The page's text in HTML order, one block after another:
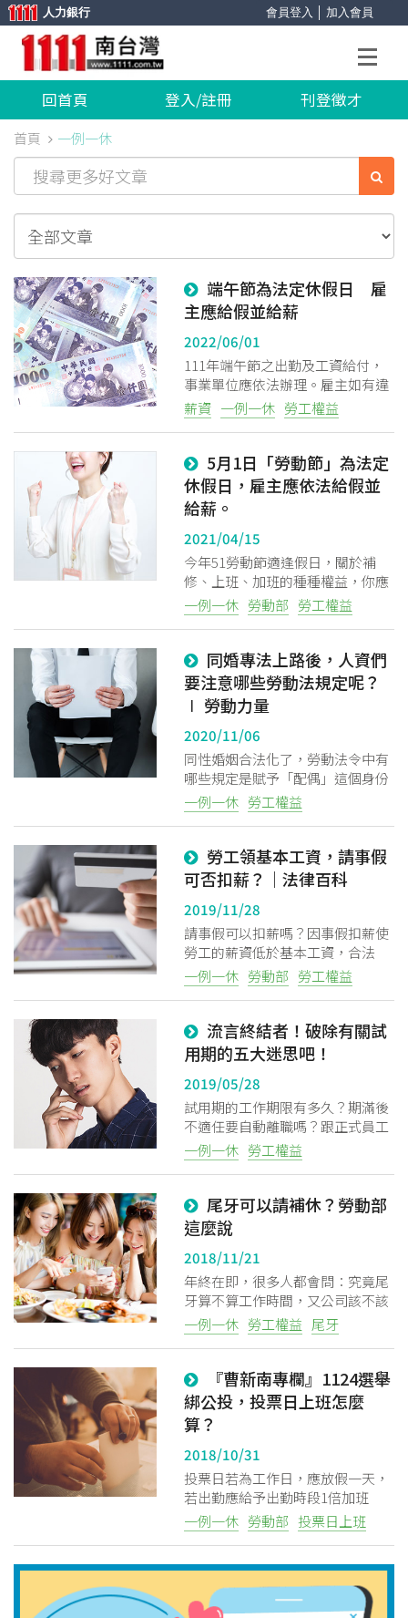
會員登入 加入會員
人力銀行
粉絲團 Line@ IG
回首頁 登入/註冊 刊登徵才
首頁 一例一休
端午節為法定休假日 雇
主應給假並給薪
2022/06/01
111年端午節之出勤及工資給付，
事業單位應依法辦理。雇主如有違
反相關規定，勞工可檢具相關事
證。
薪資 一例一休 勞工權益
5月1日「勞動節」為法定
休假日，雇主應依法給假並
給薪。
2021/04/15
今年51勞動節適逢假日，關於補
修、上班、加班的種種權益，你應
該要知道！
一例一休 勞動部 勞工權益
同婚專法上路後，人資們
要注意哪些勞動法規定呢？
∣ 勞動力量
2020/11/06
同性婚姻合法化了，勞動法令中有
哪些規定是賦予「配偶」這個身份
所應有的權利，也提醒雇主或人資
們，不要因為自身的主觀意見而拒
衍生不必要的爭議外，也有可能有
觸法的疑慮喔！
一例一休 勞工權益
勞工領基本工資，請事假
可否扣薪？｜法律百科
2019/11/28
請事假可以扣薪嗎？因事假扣薪使
勞工的薪資低於基本工資，合法
嗎？事假到底是什麼？讓1111南台
灣告訴你。
一例一休 勞動部 勞工權益
流言終結者！破除有關試
用期的五大迷思吧！
2019/05/28
試用期的工作期限有多久？期滿後
不適任要自動離職嗎？跟正式員工
享有的權利一樣嗎?有勞健保嗎?年
資怎麼算?今天就一次搞懂吧！
一例一休 勞工權益
尾牙可以請補休？勞動部
這麼說
2018/11/21
年終在即，很多人都會問：究竟尾
牙算不算工作時間，又公司該不該
給補假？勞動部這麼說
一例一休 勞工權益 尾牙
『曹新南專欄』1124選舉
綁公投，投票日上班怎麼
算？
2018/10/31
投票日若為工作日，應放假一天，
若出勤應給予出勤時段1倍加班
費。放假一日，指的是自午前零時
至午後十二時連續二十四小時。若
日，不另補假。 若該日為休息日，
依休息日計算加班費。
一例一休 勞動部 投票日上班